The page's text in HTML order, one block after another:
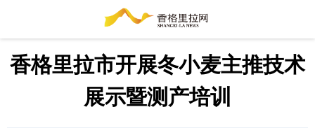
香格里拉市开展冬小麦主推技术
展示暨测产培训